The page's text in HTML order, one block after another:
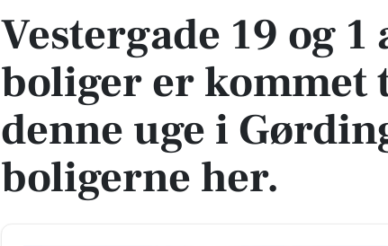
Vestergade 19 og 1
boliger er kommet
denne uge i
boligerne her.